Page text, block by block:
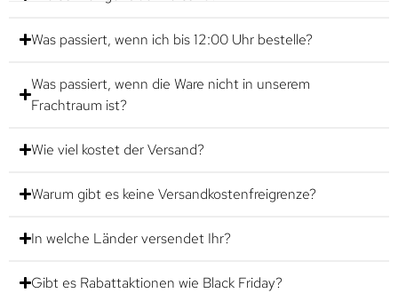
Was passiert, wenn ich bis 12:00 Uhr bestelle?
Was passiert, wenn die Ware nicht in unserem
Frachtraum ist?
Wie viel kostet der Versand?
Warum gibt es keine Versandkostenfreigrenze?
In welche Länder versendet Ihr?
Gibt es Rabattaktionen wie Black Friday?